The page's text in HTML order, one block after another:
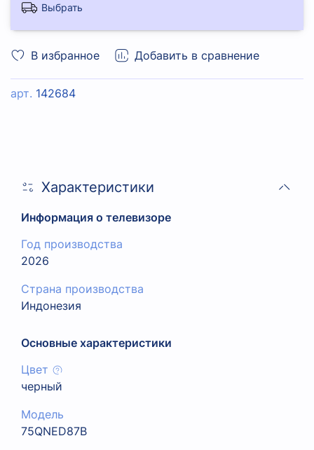
В избранное Добавить в сравнение
арт. 142684
Выбрать
Характеристики
Информация о телевизоре
Год производства
2026
Страна производства
Индонезия
Основные характеристики
Цвет
черный
Модель
75QNED87B